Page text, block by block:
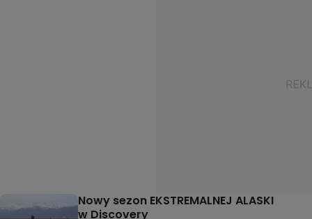
Nowy sezon EKSTREMALNEJ ALASKI
w Discovery